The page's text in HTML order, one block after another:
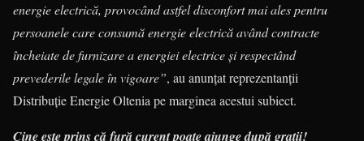
energie electrică, provocând astfel disconfort mai ales pentru
persoanele care consumă energie electrică având contracte
încheiate de furnizare a energiei electrice și respectând
prevederile legale în vigoare”, au anunțat reprezentanții
Distribuție Energie Oltenia pe marginea acestui subiect.
Cine este prins că fură curent poate ajunge după gratii!